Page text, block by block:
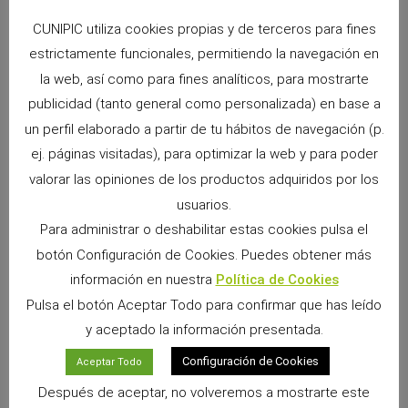
Las cobayas: Mejor macho o hembra? Las cobayas: Cómo podemos limpiarles los ojos?
Snacks Alpha Pro: 6 sabores irresistibles para
premiar a tu pequeño
9 junio, 2026 No hay comentarios
Si convives con un conejo, cobaya, chinchilla, degú o cualquier
CUNIPIC utiliza cookies propias y de terceros para fines
estrictamente funcionales, permitiendo la navegación en
la web, así como para fines analíticos, para mostrarte
publicidad (tanto general como personalizada) en base a
un perfil elaborado a partir de tu hábitos de navegación (p.
ej. páginas visitadas), para optimizar la web y para poder
valorar las opiniones de los productos adquiridos por los
usuarios.
Para administrar o deshabilitar estas cookies pulsa el
botón Configuración de Cookies. Puedes obtener más
información en nuestra Política de Cookies
Pulsa el botón Aceptar Todo para confirmar que has leído
y aceptado la información presentada.
Aceptar Todo Configuración de Cookies
Después de aceptar, no volveremos a mostrarte este